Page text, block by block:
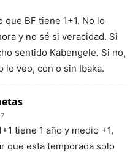
que BF tiene 1+1. No lo
y no sé si veracidad. Si
sentido Kabengele. Si no,
lo veo, con o sin Ibaka.
tiene 1 año y medio +1,
que esta temporada solo